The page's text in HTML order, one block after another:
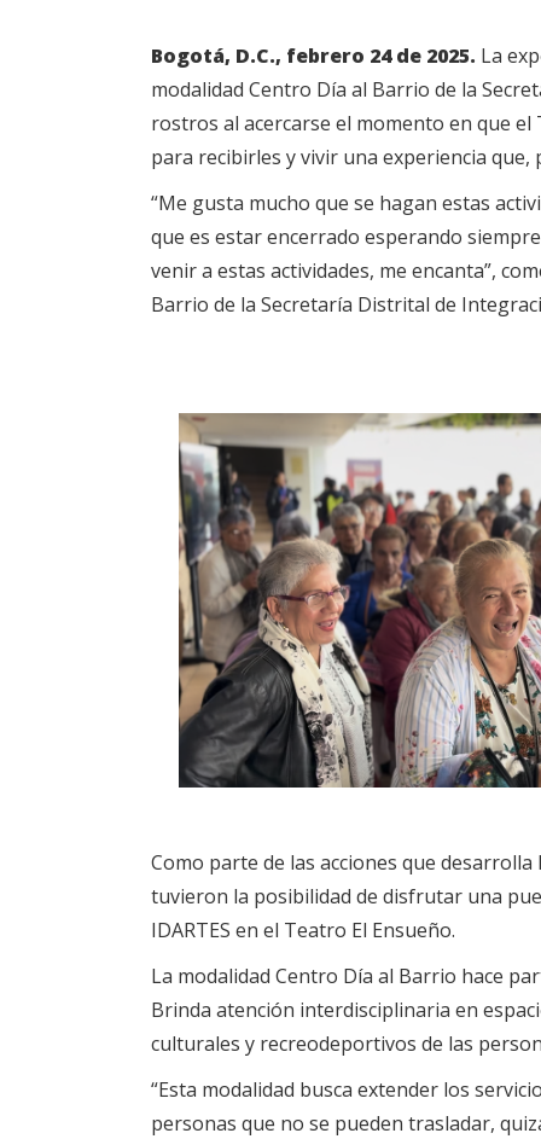
Bogotá, D.C., febrero 24 de 2025. La
modalidad Centro Día al Barrio de la
rostros al acercarse el momento en que
para recibirles y vivir una experiencia
“Me gusta mucho que se hagan estas
que es estar encerrado esperando
venir a estas actividades, me encanta”,
Barrio de la Secretaría Distrital de
Como parte de las acciones que
tuvieron la posibilidad de disfrutar una
IDARTES en el Teatro El Ensueño.
La modalidad Centro Día al Barrio hace
Brinda atención interdisciplinaria en
culturales y recreodeportivos de las
“Esta modalidad busca extender los
personas que no se pueden trasladar,